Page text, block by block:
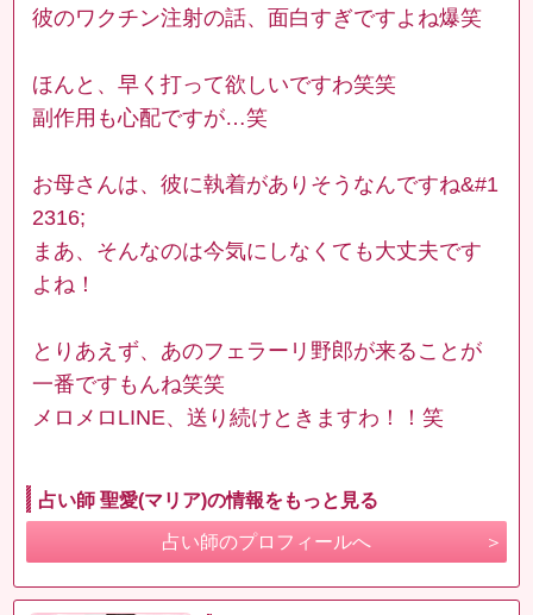
彼のワクチン注射の話、面白すぎですよね爆笑
ほんと、早く打って欲しいですわ笑笑
副作用も心配ですが…笑
お母さんは、彼に執着がありそうなんですね&#1
2316;
まあ、そんなのは今気にしなくても大丈夫です
よね！
とりあえず、あのフェラーリ野郎が来ることが
一番ですもんね笑笑
メロメロLINE、送り続けときますわ！！笑
占い師 聖愛(マリア)の情報をもっと見る
占い師のプロフィールへ